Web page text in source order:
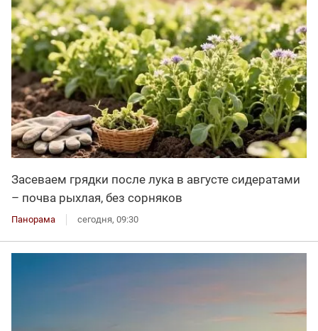
Засеваем грядки после лука в августе сидератами
– почва рыхлая, без сорняков
Панорама сегодня, 09:30